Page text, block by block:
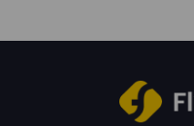
configuration
proxy from real